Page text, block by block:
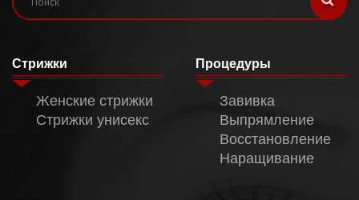
Стрижки
Женские стрижки
Стрижки унисекс
Процедуры
Завивка
Выпрямление
Восстановление
Наращивание